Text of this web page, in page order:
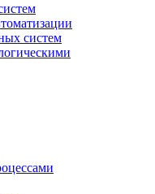
систем